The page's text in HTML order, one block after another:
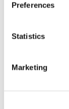
Preferences
Statistics
Marketing
ESL
egen